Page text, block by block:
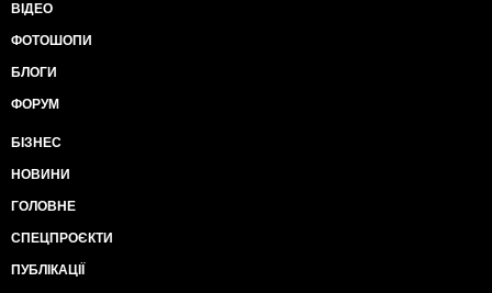
ВІДЕО
ФОТОШОПИ
БЛОГИ
ФОРУМ
БІЗНЕС
НОВИНИ
ГОЛОВНЕ
СПЕЦПРОЄКТИ
ПУБЛІКАЦІЇ